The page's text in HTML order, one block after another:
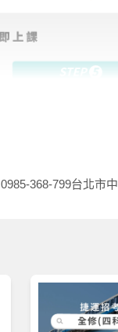
368-799台北市